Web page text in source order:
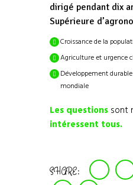
dirigé pendant dix
Supérieure
Croissance de la
Agriculture et urgence
Développement
mondiale
Les questions sont
intéressent tous.
SHARE: